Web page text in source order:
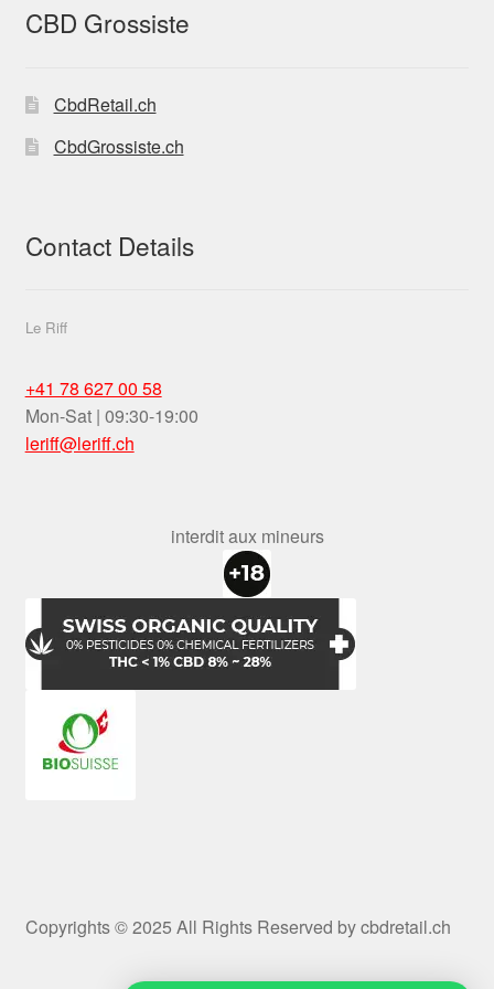
CBD Grossiste
CbdRetail.ch
CbdGrossiste.ch
Contact Details
Le Riff
+41 78 627 00 58
Mon-Sat | 09:30-19:00
leriff@leriff.ch
interdit aux mineurs
Copyrights © 2025 All Rights Reserved by cbdretail.ch